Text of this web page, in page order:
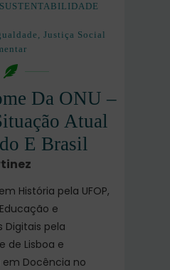
SUSTENTABILIDADE
Justiça Social
Da ONU –
Atual
E Brasil
História pela UFOP,
e
Digitais pela
de Lisboa e
em Docência no